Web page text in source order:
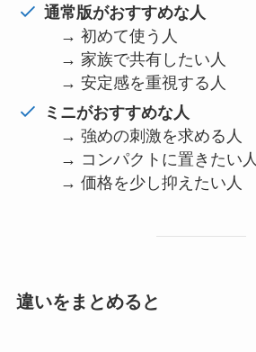
通常版がおすすめな人
→ 初めて使う人
→ 家族で共有したい人
→ 安定感を重視する人
ミニがおすすめな人
→ 強めの刺激を求める人
→ コンパクトに置きたい人
→ 価格を少し抑えたい人
違いをまとめると